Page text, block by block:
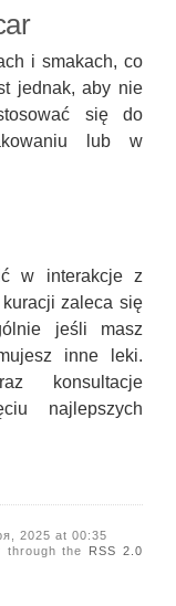
i smakach, co
jednak, aby nie
się do
lub w
w interakcje z
zaleca się
jeśli masz
inne leki.
konsultacje
najlepszych
2025 at 00:35
through the RSS 2.0